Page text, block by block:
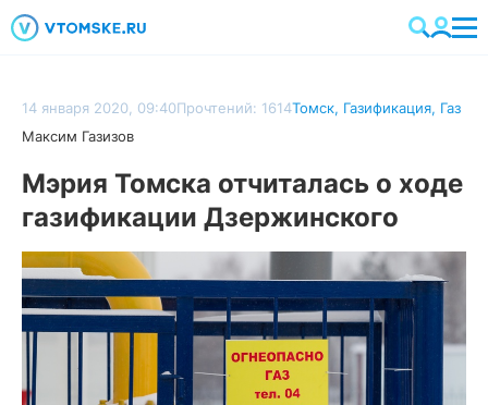
14 января 2020, 09:40Прочтений: 1614Томск, Газификация, Газ
Максим Газизов
Мэрия Томска отчиталась о ходе
газификации Дзержинского